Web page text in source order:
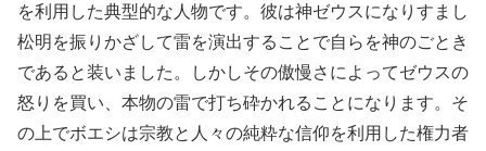
を利用した典型的な人物です。彼は神ゼウスになりすまし
松明を振りかざして雷を演出することで自らを神のごとき
であると装いました。しかしその傲慢さによってゼウスの
怒りを買い、本物の雷で打ち砕かれることになります。そ
の上でボエシは宗教と人々の純粋な信仰を利用した権力者